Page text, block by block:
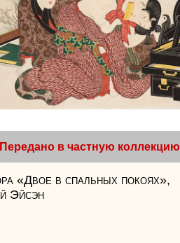
в частную коллекцию
«Двое в спальных покоях»,
Эйсэн